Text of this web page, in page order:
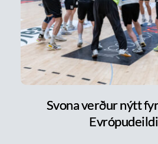
Svona verður nýtt